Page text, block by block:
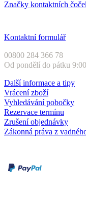
Značky kontaktních
Kontaktní formulář
00800 284 366 78
Od pondělí do pátku
Další informace a tipy
Vrácení zboží
Vyhledávání pobočky
Rezervace termínu
Zrušení objednávky
Zákonná práva z